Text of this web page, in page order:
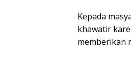
Kepada
khawatir
memberikan